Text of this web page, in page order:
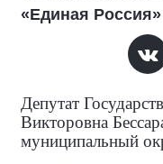
«Единая Россия»
Депутат
Викторовна
муниципальный